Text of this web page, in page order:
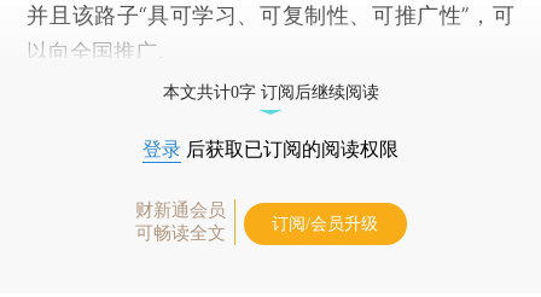
并且该路子“具可学习、可复制性、可推广性”，可
以向全国推广。
本文共计0字 订阅后继续阅读
登录 后获取已订阅的阅读权限
财新通会员
可畅读全文
订阅/会员升级